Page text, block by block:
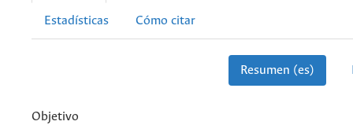
Estadísticas Cómo citar
Resumen (es)
Objetivo